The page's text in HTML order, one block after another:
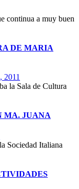
continua a muy buen
DE MARIA
2011
la Sala de Cultura
MA. JUANA
Sociedad Italiana